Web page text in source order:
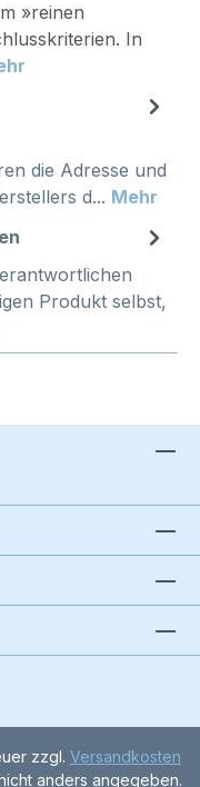
»reinen
In
die Adresse und
d... Mehr
Produkt selbst,
zzgl. Versandkosten
anders angegeben.